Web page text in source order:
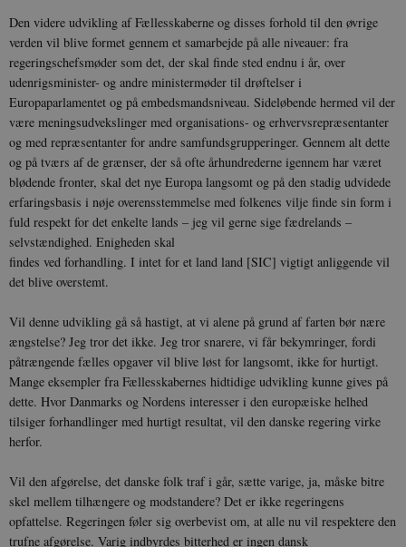
Den videre udvikling af Fællesskaberne og disses forhold til den øvrige
verden vil blive formet gennem et samarbejde på alle niveauer: fra
regeringschefsmøder som det, der skal finde sted endnu i år, over
udenrigsminister- og andre ministermøder til drøftelser i
Europaparlamentet og på embedsmandsniveau. Sideløbende hermed vil der
være meningsudvekslinger med organisations- og erhvervsrepræsentanter
og med repræsentanter for andre samfundsgrupperinger. Gennem alt dette
og på tværs af de grænser, der så ofte århundrederne igennem har været
blødende fronter, skal det nye Europa langsomt og på den stadig udvidede
erfaringsbasis i nøje overensstemmelse med folkenes vilje finde sin form i
fuld respekt for det enkelte lands – jeg vil gerne sige fædrelands –
selvstændighed. Enigheden skal
findes ved forhandling. I intet for et land land [SIC] vigtigt anliggende vil
det blive overstemt.
Vil denne udvikling gå så hastigt, at vi alene på grund af farten bør nære
ængstelse? Jeg tror det ikke. Jeg tror snarere, vi får bekymringer, fordi
påtrængende fælles opgaver vil blive løst for langsomt, ikke for hurtigt.
Mange eksempler fra Fællesskabernes hidtidige udvikling kunne gives på
dette. Hvor Danmarks og Nordens interesser i den europæiske helhed
tilsiger forhandlinger med hurtigt resultat, vil den danske regering virke
herfor.
Vil den afgørelse, det danske folk traf i går, sætte varige, ja, måske bitre
skel mellem tilhængere og modstandere? Det er ikke regeringens
opfattelse. Regeringen føler sig overbevist om, at alle nu vil respektere den
trufne afgørelse. Varig indbyrdes bitterhed er ingen dansk